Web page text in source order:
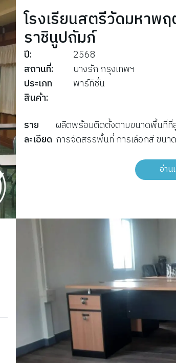
โรงเรียนสตรีวัดมหาพ
ราชินูปถัมภ์
ปี:
2568
สถานที่:
บางรัก กรุงเทพฯ
ประเภท
สินค้า:
พาร์ทิชั่น
ราย
ละเอียด
ผลิตพร้อมติดตั้งตามขนาดพื้นที่ที่
การจัดสรรพื้นที่ การเลือกสี ขนา
อ่าน